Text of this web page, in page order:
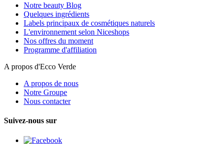
Notre beauty Blog
Quelques ingrédients
Labels principaux de cosmétiques naturels
L'environnement selon Niceshops
Nos offres du moment
Programme d'affiliation
A propos d'Ecco Verde
A propos de nous
Notre Groupe
Nous contacter
Suivez-nous sur